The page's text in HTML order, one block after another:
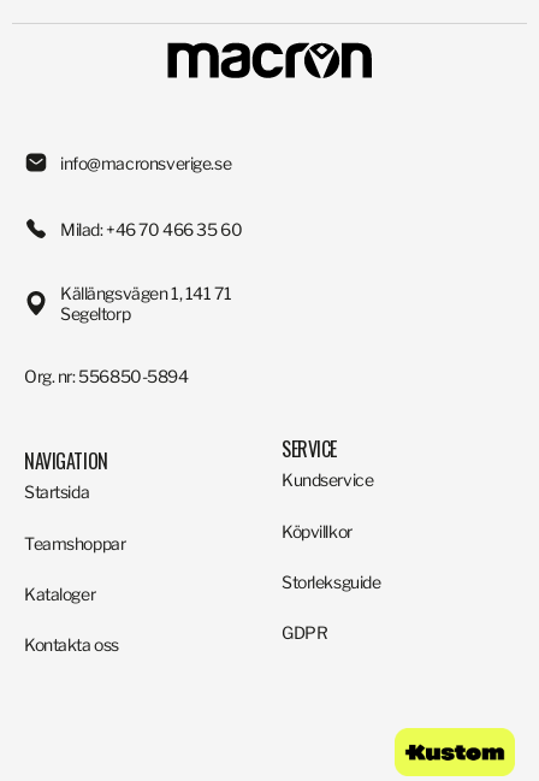
info@macronsverige.se
Milad: +46 70 466 35 60
Källängsvägen 1, 141 71
Segeltorp
Org. nr: 556850-5894
NAVIGATION
Startsida
Teamshoppar
Kataloger
Kontakta oss
SERVICE
Kundservice
Köpvillkor
Storleksguide
GDPR